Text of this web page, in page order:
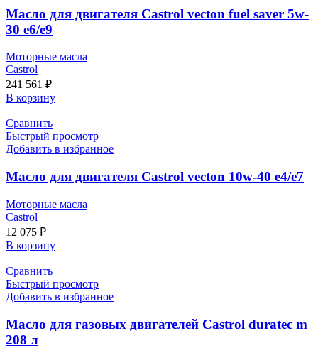
Масло для двигателя Castrol vecton fuel saver 5w-
30 e6/e9
Моторные масла
Castrol
241 561 ₽
В корзину
Сравнить
Быстрый просмотр
Добавить в избранное
Масло для двигателя Castrol vecton 10w-40 e4/e7
Моторные масла
Castrol
12 075 ₽
В корзину
Сравнить
Быстрый просмотр
Добавить в избранное
Масло для газовых двигателей Castrol duratec m
208 л